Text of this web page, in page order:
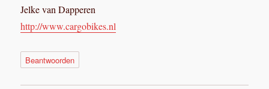
Jelke van Dapperen
http://www.cargobikes.nl
Beantwoorden